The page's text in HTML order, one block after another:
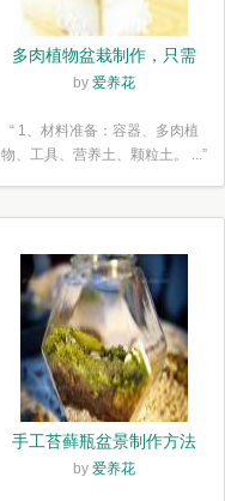
多肉植物盆栽制作，只需
简单6步
by 爱养花
“ 1、材料准备：容器、多肉植
物、工具、营养土、颗粒土。 ...”
手工苔藓瓶盆景制作方法
by 爱养花